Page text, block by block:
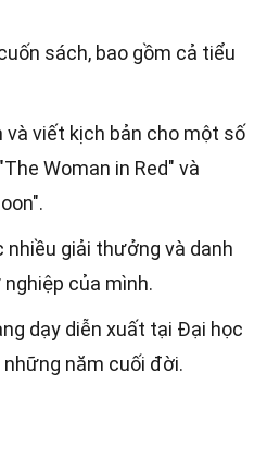
sách, bao gồm cả tiểu
và viết kịch bản cho một số
Woman in Red" và
nhiều giải thưởng và danh
của mình.
dạy diễn xuất tại Đại học
năm cuối đời.